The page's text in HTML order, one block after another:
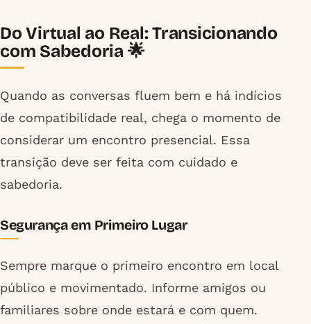
Do Virtual ao Real: Transicionando
com Sabedoria 🌟
Quando as conversas fluem bem e há indícios
de compatibilidade real, chega o momento de
considerar um encontro presencial. Essa
transição deve ser feita com cuidado e
sabedoria.
Segurança em Primeiro Lugar
Sempre marque o primeiro encontro em local
público e movimentado. Informe amigos ou
familiares sobre onde estará e com quem.